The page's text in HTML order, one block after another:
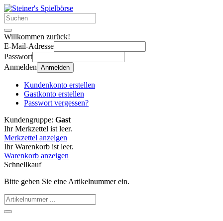
Willkommen zurück!
E-Mail-Adresse
Passwort
Anmelden Anmelden
Kundenkonto erstellen
Gastkonto erstellen
Passwort vergessen?
Kundengruppe: Gast
Ihr Merkzettel ist leer.
Merkzettel anzeigen
Ihr Warenkorb ist leer.
Warenkorb anzeigen
Schnellkauf
Bitte geben Sie eine Artikelnummer ein.